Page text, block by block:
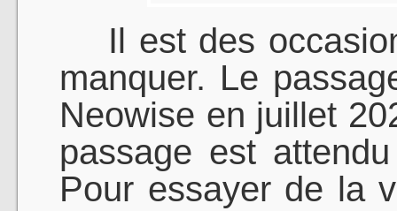
Il est des
manquer. Le
Neowise en juillet
passage est
Pour essayer de la